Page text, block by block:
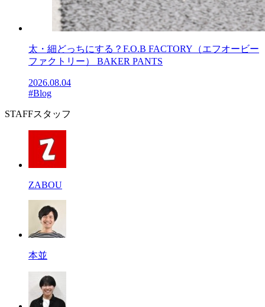
太・細どっちにする？F.O.B FACTORY（エフオービー
ファクトリー） BAKER PANTS
2026.08.04
#Blog
STAFFスタッフ
ZABOU
本並